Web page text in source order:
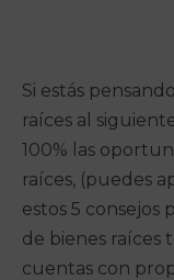
Si estás
raíces al
100% las
raíces, (puedes
estos 5 consejos
de bienes raíces
cuentas con